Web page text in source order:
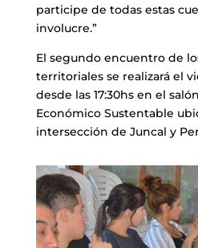
participe de todas estas
involucre.”
El segundo encuentro de
territoriales se realizará el
desde las 17:30hs en el
Económico Sustentable
intersección de Juncal y